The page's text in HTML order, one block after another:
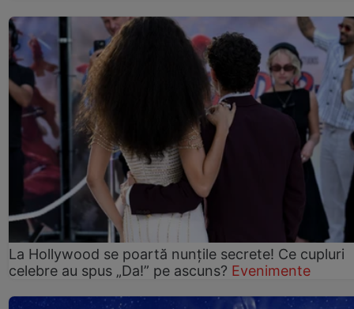
La Hollywood se poartă nunțile secrete! Ce cupluri
celebre au spus „Da!” pe ascuns? Evenimente